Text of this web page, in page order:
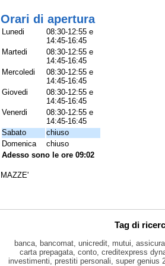
Orari di apertura
Lunedi
08:30-12:55 e
14:45-16:45
Martedi
08:30-12:55 e
14:45-16:45
Mercoledi
08:30-12:55 e
14:45-16:45
Giovedi
08:30-12:55 e
14:45-16:45
Venerdi
08:30-12:55 e
14:45-16:45
Sabato
chiuso
Domenica
chiuso
Adesso sono le ore 09:02
MAZZE'
Tag di
banca, bancomat, unicredit, mutui,
carta prepagata, conto, creditexpress
investimenti, prestiti personali, super